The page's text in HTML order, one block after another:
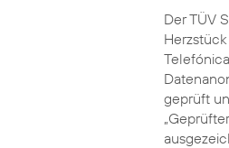
Der TÜV
geprüft